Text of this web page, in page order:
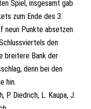
Spiel, insgesamt gab
zum Ende des 3.
neun Punkte absetzen
den
breitere Bank der
denn bei den
hin.
P. Diedrich, L. Kaupa, J.